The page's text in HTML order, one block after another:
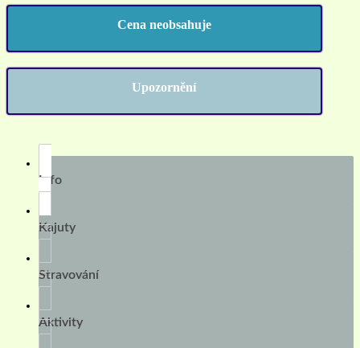
Cena neobsahuje
Upozornění
Info
Kajuty
Stravování
Aktivity